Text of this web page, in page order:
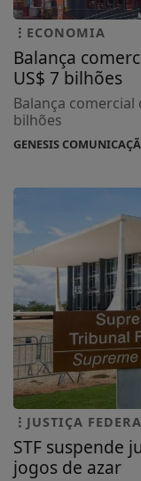
ECONOMIA
Balança
US$ 7 bilhões
Balança
bilhões
GENESIS
JUSTIÇA
STF suspende
jogos de azar